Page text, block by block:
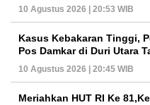
10 Agustus 2026 | 20:53 WIB
Kasus Kebakaran Tinggi,
Pos Damkar di Duri Utara
10 Agustus 2026 | 20:45 WIB
Meriahkan HUT RI Ke